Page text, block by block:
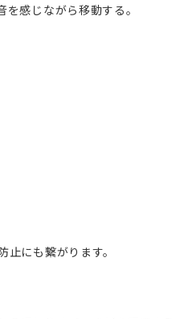
感じながら移動する。
にも繋がります。